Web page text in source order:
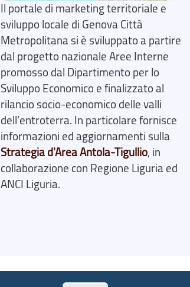
Il portale di marketing territoriale e
sviluppo locale di Genova Città
Metropolitana si è sviluppato a partire
dal progetto nazionale Aree Interne
promosso dal Dipartimento per lo
Sviluppo Economico e finalizzato al
rilancio socio-economico delle valli
dell’entroterra. In particolare fornisce
informazioni ed aggiornamenti sulla
Strategia d'Area Antola-Tigullio, in
collaborazione con Regione Liguria ed
ANCI Liguria.